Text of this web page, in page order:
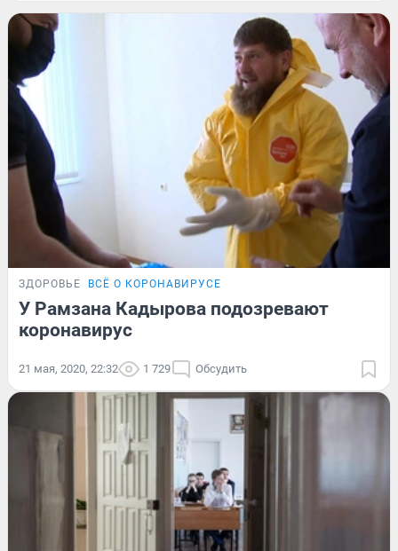
ЗДОРОВЬЕ ВСЁ О КОРОНАВИРУСЕ
У Рамзана Кадырова подозревают
коронавирус
21 мая, 2020, 22:32 1 729 Обсудить